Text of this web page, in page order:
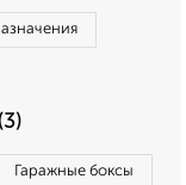
Гаражные боксы